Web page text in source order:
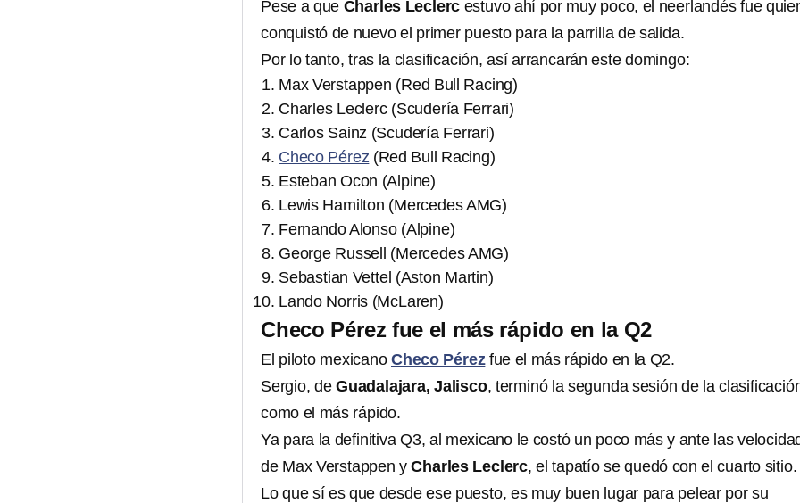
Pese a que Charles Leclerc estuvo ahí por muy poco, el neerlandés fue
conquistó de nuevo el primer puesto para la parrilla de salida.
Por lo tanto, tras la clasificación, así arrancarán este domingo:
Max Verstappen (Red Bull Racing)
Charles Leclerc (Scudería Ferrari)
Carlos Sainz (Scudería Ferrari)
Checo Pérez (Red Bull Racing)
Esteban Ocon (Alpine)
Lewis Hamilton (Mercedes AMG)
Fernando Alonso (Alpine)
George Russell (Mercedes AMG)
Sebastian Vettel (Aston Martin)
Lando Norris (McLaren)
Checo Pérez fue el más rápido en la Q2
El piloto mexicano Checo Pérezfue el más rápido en la Q2.
Sergio, de Guadalajara, Jalisco, terminó la segunda sesión de la
como el más rápido.
Ya para la definitiva Q3, al mexicano le costó un poco más y ante las
de Max Verstappen yCharles Leclerc, el tapatío se quedó con el cuarto sitio.
Lo que sí es que desde ese puesto, es muy buen lugar para pelear por su